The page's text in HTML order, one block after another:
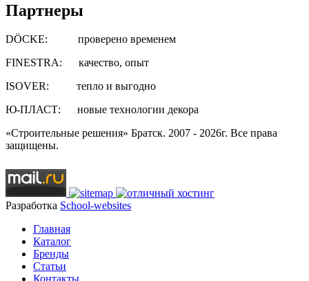
Партнеры
DÖCKE: проверено временем
FINESTRA: качество, опыт
ISOVER: тепло и выгодно
Ю-ПЛАСТ: новые технологии декора
«Строительные решения» Братск. 2007 - 2026г. Все права
защищены.
Разработка School-websites
Главная
Каталог
Бренды
Статьи